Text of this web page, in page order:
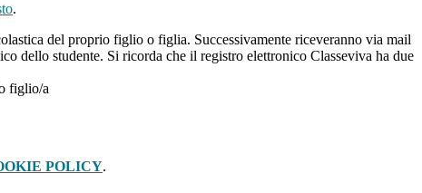
.
del proprio figlio o figlia. Successivamente riceveranno via mail
dello studente. Si ricorda che il registro elettronico Classeviva ha due
figlio/a
POLICY.